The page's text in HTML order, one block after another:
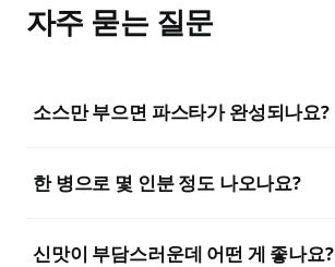
자주 묻는 질문
소스만 부으면 파스타가 완성되나요?
한 병으로 몇 인분 정도 나오나요?
신맛이 부담스러운데 어떤 게 좋나요?